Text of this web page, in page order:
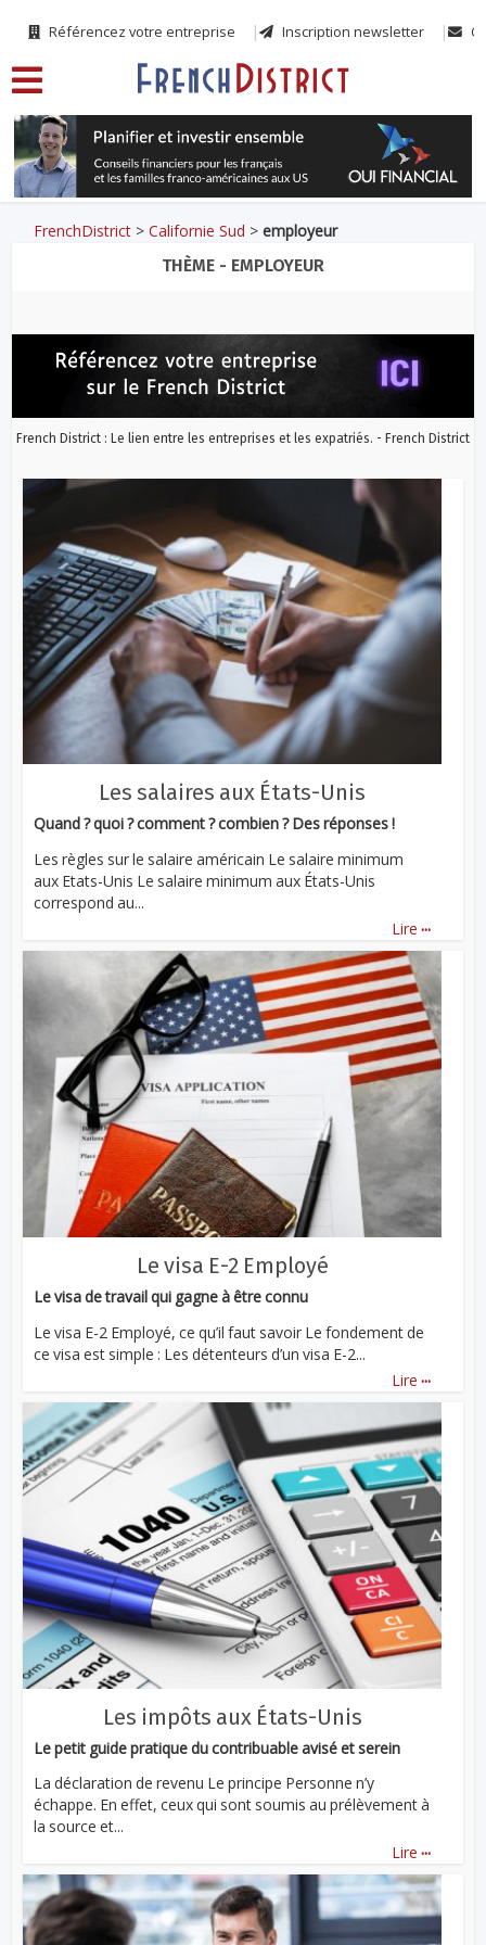
Référencez votre entreprise Inscription newsletter
FrenchDistrict >Californie Sud >employeur
THÈME - EMPLOYEUR
French District : Le lien entre les entreprises et les expatriés. - French District
Les salaires aux États-Unis
Quand ? quoi ? comment ? combien ? Des réponses !
Les règles sur le salaire américain Le salaire minimum
aux Etats-Unis Le salaire minimum aux États-Unis
correspond au...
Lire ...
Le visa E-2 Employé
Le visa de travail qui gagne à être connu
Le visa E-2 Employé, ce qu’il faut savoir Le fondement de
ce visa est simple : Les détenteurs d’un visa E-2...
Lire ...
Les impôts aux États-Unis
Le petit guide pratique du contribuable avisé et serein
La déclaration de revenu Le principe Personne n’y
échappe. En effet, ceux qui sont soumis au prélèvement à
la source et...
Lire ...